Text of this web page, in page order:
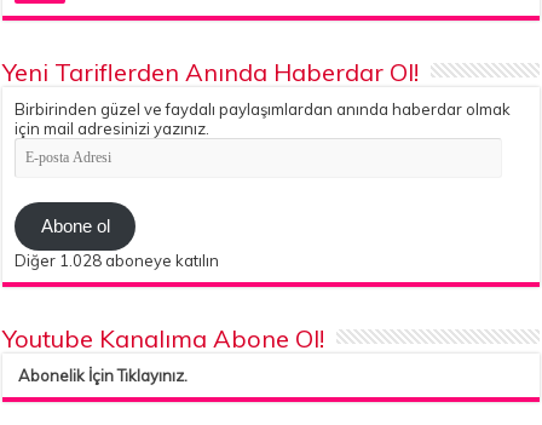
Yeni Tariflerden Anında Haberdar Ol!
Birbirinden güzel ve faydalı paylaşımlardan anında haberdar olmak
için mail adresinizi yazınız.
E-
posta
Abone ol
Diğer 1.028 aboneye katılın
Youtube Kanalıma Abone Ol!
Abonelik İçin Tıklayınız.